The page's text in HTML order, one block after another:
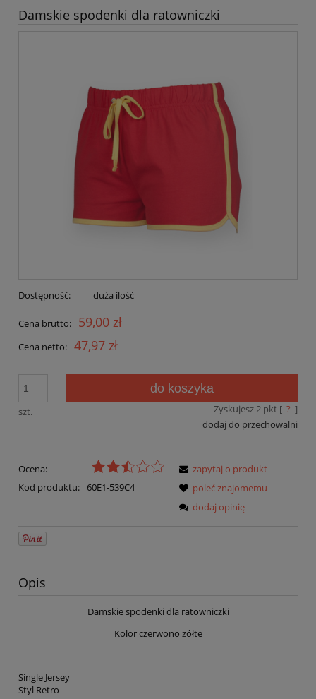
Damskie spodenki dla ratowniczki
Dostępność: duża ilość
Cena brutto: 59,00 zł
Cena netto: 47,97 zł
szt.
do koszyka
Zyskujesz2pkt [ ? ]
dodaj do przechowalni
Ocena:
Kod produktu: 60E1-539C4
zapytaj o produkt
poleć znajomemu
dodaj opinię
Opis
Damskie spodenki dla ratowniczki
Kolor czerwono żółte
Single Jersey
Styl Retro